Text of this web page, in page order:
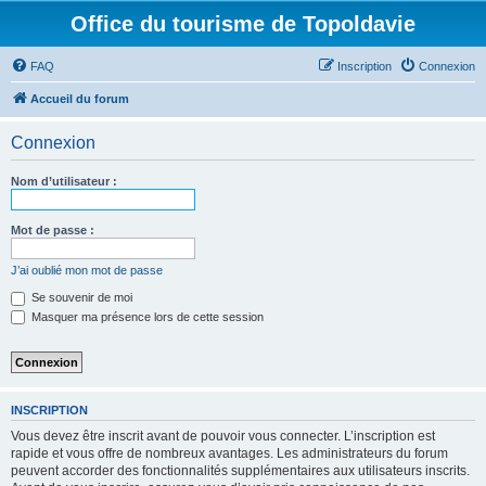
Office du tourisme de Topoldavie
FAQ Connexion
Inscription
Accueil du forum
Connexion
Nom d’utilisateur :
Mot de passe :
J’ai oublié mon mot de passe
Se souvenir de moi
Masquer ma présence lors de cette session
INSCRIPTION
Vous devez être inscrit avant de pouvoir vous connecter. L’inscription est
rapide et vous offre de nombreux avantages. Les administrateurs du forum
peuvent accorder des fonctionnalités supplémentaires aux utilisateurs inscrits.